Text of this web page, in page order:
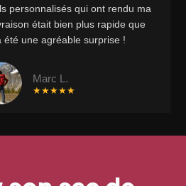
personnalisés qui ont rendu ma
était bien plus rapide que
été une agréable surprise !
Marc L.
★★★★★